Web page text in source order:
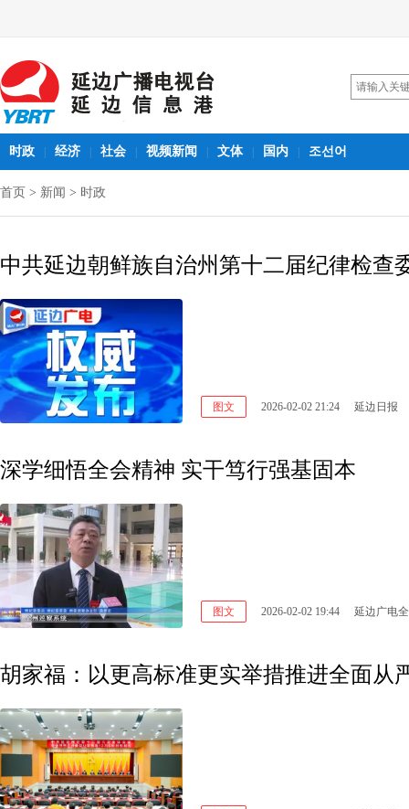
时政 经济 社会 视频新闻 文体 国内 조선어
首页 > 新闻 > 时政
中共延边朝鲜族自治州第十二届纪律检查
图文 2026-02-02 21:24 延边日报
深学细悟全会精神 实干笃行强基固本
图文 2026-02-02 19:44 延边广电
胡家福：以更高标准更实举措推进全面从